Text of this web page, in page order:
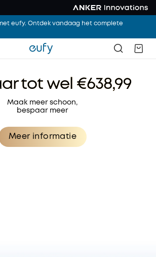
eufy. Ontdek vandaag het complete
tot wel €638,99
Maak meer schoon,
bespaar meer
Meer informatie